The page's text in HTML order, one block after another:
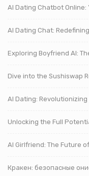
AI Dating Chatbot
AI Dating Chat:
Exploring Boyfriend AI:
Dive into the Sushiswap
AI Dating:
Unlocking the Full
AI Girlfriend: The Future
Кракен: безопасные